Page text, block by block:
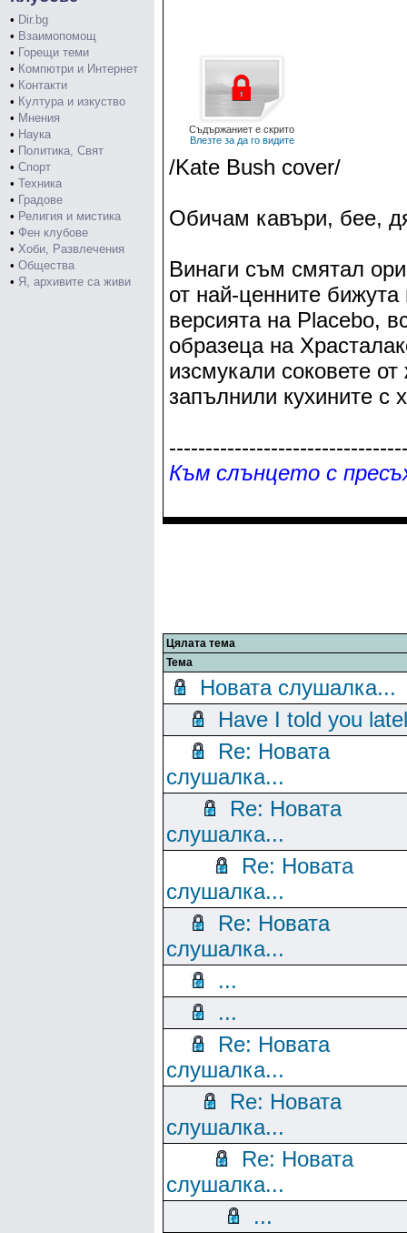
• Dir.bg
• Взаимопомощ
• Горещи теми
• Компютри и Интернет
• Контакти
• Култура и изкуство
• Мнения
• Наука
• Политика, Свят
• Спорт
• Техника
• Градове
• Религия и мистика
• Фен клубове
• Хоби, Развлечения
• Общества
• Я, архивите са живи
Съдържаниет е скрито
Влезте за да го видите
/Kate Bush cover/
Обичам кавъри, бее,
Винаги съм смятал
от най-ценните
версията на Placebo,
образеца на
изсмукали соковете
запълнили кухините с
Към слънцето с
Цялата тема
Тема
Новата слушалка...
Have I told you
Re: Новата
слушалка...
Re: Новата
слушалка...
Re: Новата
слушалка...
Re: Новата
слушалка...
...
...
Re: Новата
слушалка...
Re: Новата
слушалка...
Re: Новата
слушалка...
...